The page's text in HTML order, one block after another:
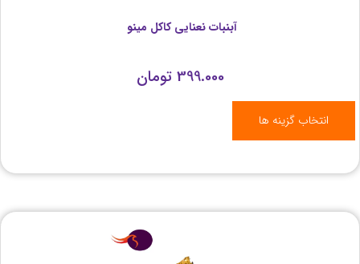
آبنبات نعنایی کاکل مینو
399.000 تومان
انتخاب گزینه ها